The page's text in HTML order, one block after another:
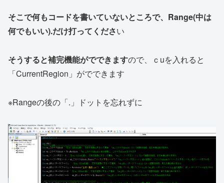
そこで何もコードを書いていないところで、Range(中は
何でもいい).だけ打ってください
そうすると補完機能がでできますので、ｃuを入れると
「CurrentRegion」がでできます
※Rangeの後の「.」ドットを忘れずに